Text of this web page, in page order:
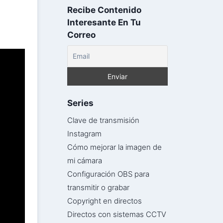
Recibe Contenido
Interesante En Tu
Correo
Series
Clave de transmisión
Instagram
Cómo mejorar la imagen de
mi cámara
Configuración OBS para
transmitir o grabar
Copyright en directos
Directos con sistemas CCTV